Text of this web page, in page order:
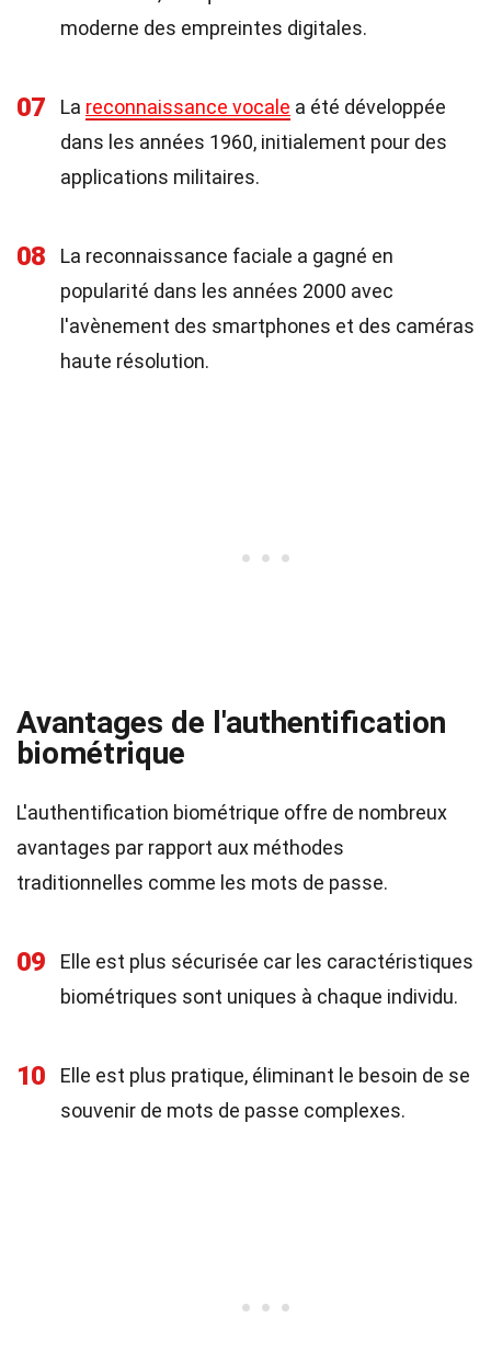
moderne des empreintes digitales.
07 La reconnaissance vocale a été développée
dans les années 1960, initialement pour des
applications militaires.
08
La reconnaissance faciale a gagné en
popularité dans les années 2000 avec
l'avènement des smartphones et des caméras
haute résolution.
Avantages de l'authentification
biométrique
L'authentification biométrique offre de nombreux
avantages par rapport aux méthodes
traditionnelles comme les mots de passe.
09
Elle est plus sécurisée car les caractéristiques
biométriques sont uniques à chaque individu.
10
Elle est plus pratique, éliminant le besoin de se
souvenir de mots de passe complexes.